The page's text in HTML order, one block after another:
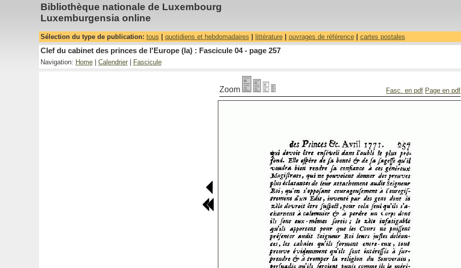
Bibliothèque nationale de Luxembourg
Luxemburgensia online
Sélection du type de publication: tous quotidiens et hebdomadaires littérature| ouvrages de référence| cartes postales
Clef du cabinet des princes de l'Europe (la) : Fascicule 04 - page 257
Navigation: Home| Calendrier| Fascicule
Zoom Fasc. en pdf Page en pdf